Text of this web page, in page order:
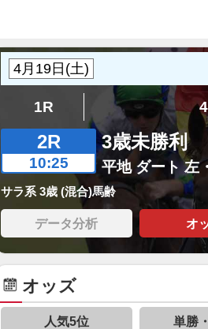
1R
2R
10:25
3歳未勝利
平地 ダート 左
サラ系 3歳 (混合)馬齢
データ分析 オ
オッズ
人気5位 単勝